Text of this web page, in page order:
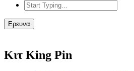
Ερευνα
Κιτ King Pin